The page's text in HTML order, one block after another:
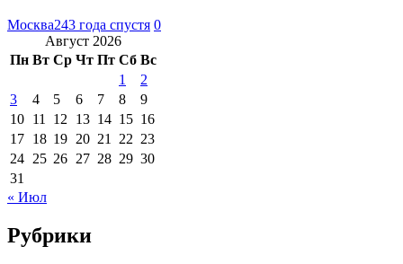
Москва243 года спустя 0
Август 2026
Пн Вт Ср Чт Пт Сб Вс
1
2
3
4 5 6 7 8
9
10 11 12 13 14 15 16
17 18 19 20 21 22 23
24 25 26 27 28 29 30
31
« Июл
Рубрики